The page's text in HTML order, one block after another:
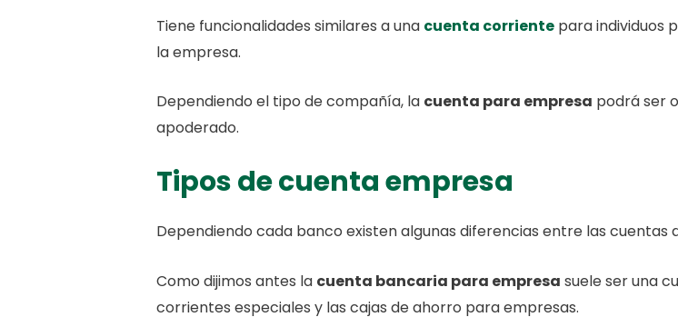
Tiene funcionalidades similares a una cuenta corriente para individuos
la empresa.
Dependiendo el tipo de compañía, la cuenta para empresa podrá ser
apoderado.
Tipos de cuenta empresa
Dependiendo cada banco existen algunas diferencias entre las cuentas
Como dijimos antes la cuenta bancaria para empresa suele ser una
corrientes especiales y las cajas de ahorro para empresas.